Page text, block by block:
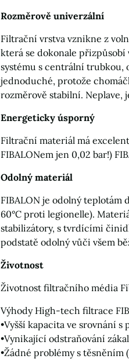
Rozměrově univerzální
Filtrační vrstva vznikne z
která se dokonale
systému s centrální trubkou,
jednoduché, protože
rozměrově stabilní. Neplave,
Energeticky úsporný
Filtrační materiál má
FIBALONem jen 0,02 bar!)
Odolný materiál
FIBALON je odolný teplotám
60°C proti legionelle).
stabilizátory, s tvrdícími
podstatě odolný vůči všem
Životnost
Životnost filtračního média
Výhody High-tech filtrace
•Vyšší kapacita ve srovnání
•Vynikající odstraňování
•Žádné problémy s těsněním